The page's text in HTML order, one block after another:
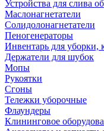
Устройства для слива
Маслонагнетатели
Солидолонагнетатели
Пеногенераторы
Инвентарь для уборки,
Держатели для шубок
Мопы
Рукоятки
Сгоны
Тележки уборочные
Флаундеры
Клининговое